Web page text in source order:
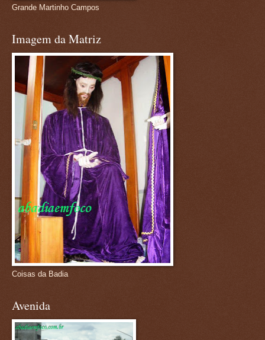
Grande Martinho Campos
Imagem da Matriz
Coisas da Badia
Avenida